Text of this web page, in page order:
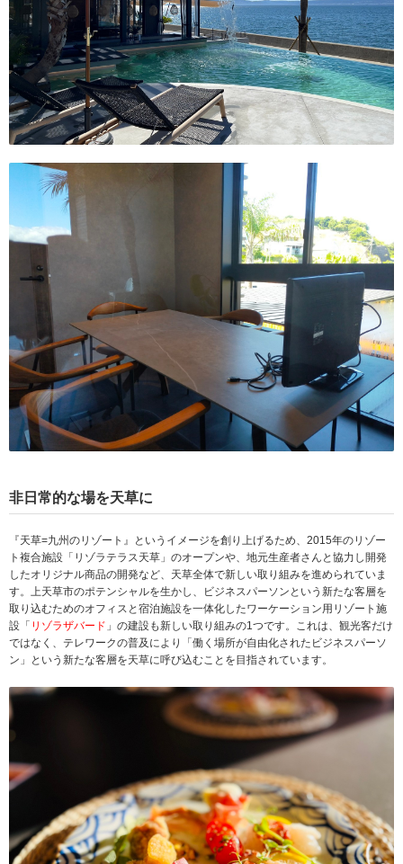
非日常的な場を天草に
『天草=九州のリゾート』というイメージを創り上げるため、2015年のリゾー
ト複合施設「リゾラテラス天草」のオープンや、地元生産者さんと協力し開発
したオリジナル商品の開発など、天草全体で新しい取り組みを進められていま
す。上天草市のポテンシャルを生かし、ビジネスパーソンという新たな客層を
取り込むためのオフィスと宿泊施設を一体化したワーケーション用リゾート施
設「 リゾラザバード 」の建設も新しい取り組みの1つです。これは、観光客だけ
ではなく、テレワークの普及により「働く場所が自由化されたビジネスパーソ
ン」という新たな客層を天草に呼び込むことを目指されています。